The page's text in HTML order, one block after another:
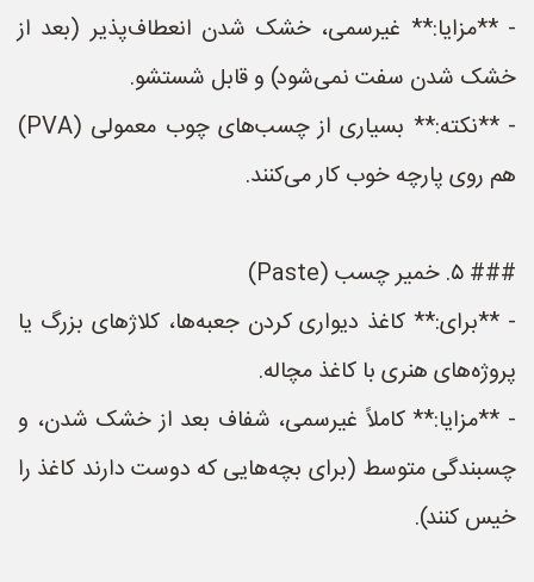
- **مزایا:** غیرسمی، خشک شدن انعطاف‌پذیر (بعد از
خشک شدن سفت نمی‌شود) و قابل شستشو.
- **نکته:** بسیاری از چسب‌های چوب معمولی (PVA)
هم روی پارچه خوب کار می‌کنند.
### ۵. خمیر چسب (Paste)
- **برای:** کاغذ دیواری کردن جعبه‌ها، کلاژهای بزرگ یا
پروژه‌های هنری با کاغذ مچاله.
- **مزایا:** کاملاً غیرسمی، شفاف بعد از خشک شدن، و
چسبندگی متوسط (برای بچه‌هایی که دوست دارند کاغذ را
خیس کنند).